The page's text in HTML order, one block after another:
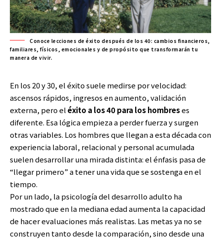
Conoce lecciones de éxito después de los 40: cambios financieros,
familiares, físicos, emocionales y de propósito que transformarán tu
manera de vivir.
En los 20 y 30, el éxito suele medirse por velocidad:
ascensos rápidos, ingresos en aumento, validación
externa, pero eléxito a los 40 para los hombreses
diferente. Esa lógica empieza a perder fuerza y surgen
otras variables. Los hombres que llegan a esta década con
experiencia laboral, relacional y personal acumulada
suelen desarrollar una mirada distinta: el énfasis pasa de
“llegar primero” a tener una vida que se sostenga en el
tiempo.
Por un lado, la psicología del desarrollo adulto ha
mostrado que en la mediana edad aumenta la capacidad
de hacer evaluaciones más realistas. Las metas ya no se
construyen tanto desde la comparación, sino desde una